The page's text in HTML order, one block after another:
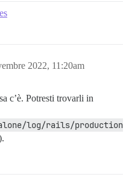
2022, 11:20am
c’è. Potresti trovarli in
log/rails/production